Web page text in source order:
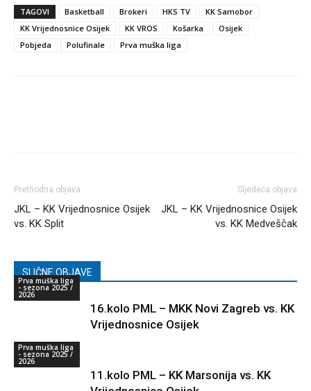
TAGOVI Basketball Brokeri HKS TV
KK Samobor
KK Vrijednosnice Osijek
KK VROS Košarka
Osijek
Pobjeda
Polufinale Prva muška liga
Prethodna objava
JKL – KK Vrijednosnice Osijek
vs. KK Split
Sljedeća objava
JKL – KK Vrijednosnice Osijek
vs. KK Medveščak
SLIČNE OBJAVE
Prva muška liga
- sezona 2025 /
2026
16.kolo PML – MKK Novi Zagreb vs. KK
Vrijednosnice Osijek
Prva muška liga
- sezona 2025 /
2026
11.kolo PML – KK Marsonija vs. KK